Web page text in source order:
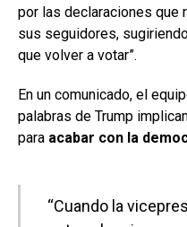
por las declaraciones que
sus seguidores,
que volver a votar”.
En un comunicado, el
palabras de Trump
para acabar con la
“Cuando la